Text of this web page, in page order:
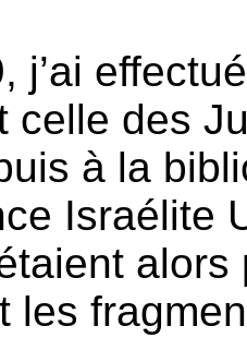
j’ai
celle des
à la
Israélite
alors
les